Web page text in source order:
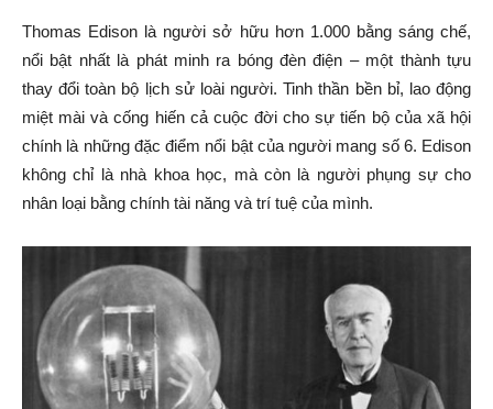
Thomas Edison là người sở hữu hơn 1.000 bằng sáng chế,
nổi bật nhất là phát minh ra bóng đèn điện – một thành tựu
thay đổi toàn bộ lịch sử loài người. Tinh thần bền bỉ, lao động
miệt mài và cống hiến cả cuộc đời cho sự tiến bộ của xã hội
chính là những đặc điểm nổi bật của người mang số 6. Edison
không chỉ là nhà khoa học, mà còn là người phụng sự cho
nhân loại bằng chính tài năng và trí tuệ của mình.